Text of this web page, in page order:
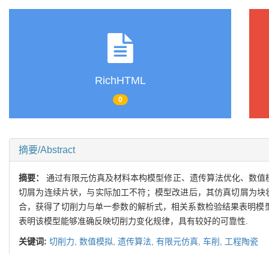
RichHTML
0
摘要/Abstract
摘要：通过有限元仿真及材料本构模型修正、遗传算法优化、数
切屑为连续片状，与实际加工不符；模型改进后，其仿真切屑为
合，获得了切削力与单一参数的解析式，相关系数检验结果表明
表明该模型能够准确反映切削力变化规律，具有较好的可靠性.
关键词: 切削力, 数值模拟, 遗传算法, 有限元仿真, 车削, 工程陶瓷